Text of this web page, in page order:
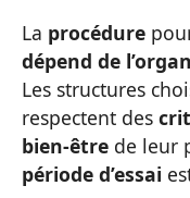
La procédure
dépend de
Les structures
respectent des
bien-être de leur
période d’essai